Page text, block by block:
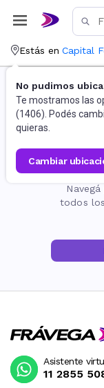
Estás en Capital
No pudimos
Te mostramos las
(1406). Podés
quieras.
cambiar
todos
Asistente
11 2855